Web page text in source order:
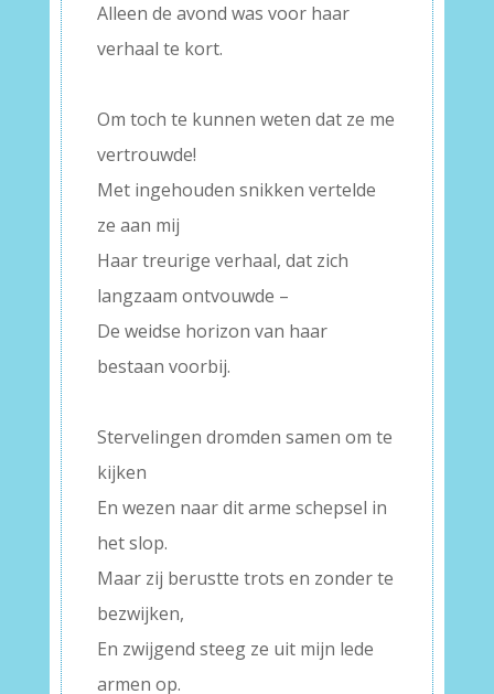
Alleen de avond was voor haar
verhaal te kort.
Om toch te kunnen weten dat ze me
vertrouwde!
Met ingehouden snikken vertelde
ze aan mij
Haar treurige verhaal, dat zich
langzaam ontvouwde –
De weidse horizon van haar
bestaan voorbij.
Stervelingen dromden samen om te
kijken
En wezen naar dit arme schepsel in
het slop.
Maar zij berustte trots en zonder te
bezwijken,
En zwijgend steeg ze uit mijn lede
armen op.